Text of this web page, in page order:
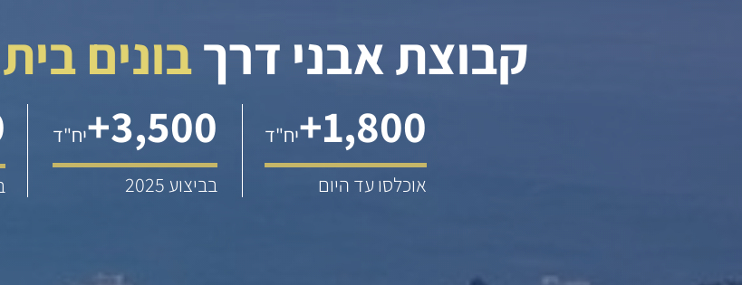
קבוצת אבני דרךבונים
1,800
+יח"ד
אוכלסו עד היום
3,500
+יח"ד
בביצוע 2025